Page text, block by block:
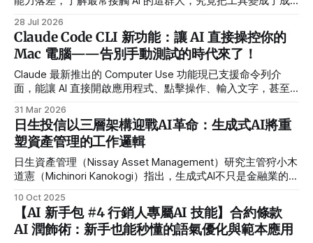
有人用它寫信、整理資料，有人把它放進工作流程，甚至靠 AI
接案、開發產品或創造新的收入。 但當 AI 工具越來越普及，
一個更實際的問題也逐漸浮現：我們真的因為 AI 變得更有效
率了，還是只是在相同時間裡，被交付了更多工作？這也是 AI
郵報發起「2026 AI 郵報讀者調查」的原因。 不只問你有沒有
率、熱門工具或使用頻率。但「有沒有使用 ChatGPT」，已
經不足以描述
28 Jul 2026
Claude Code CLI 新功能：讓 AI 直接操控你的
Mac 電腦——告別手動測試的時代來了！
Claude 最新推出的 Computer Use 功能現已支援命令列介
面，能讓 AI 直接開啟應用程式、點擊操作、輸入文字，甚至
31 Mar 2026
日生投信以三層架構迎戰AI革命：生成式AI將重
塑資產管理的工作邏輯
日生資產管理（Nissay Asset Management）研究主管狩小木
道憲（Michinori Kanokogi）指出，生成式AI不只是金融業的新
（General Purpose Technology）」。在這場變革中，投資專
業人員的角色將從資料處理者轉為關係建立者。對企業而言，
停用AI的風險，已遠高於採用它的風險。
10 Oct 2025
【AI 新手包 #4 行銷人專屬AI 技能】合約條款
AI 潤飾術：新手也能秒懂的語氣優化與範本應用